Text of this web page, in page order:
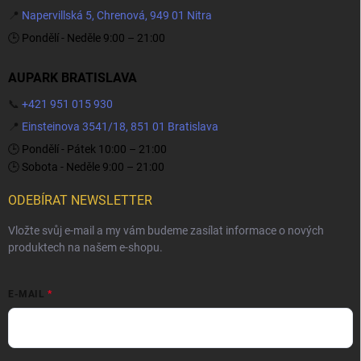
📍 Napervillská 5, Chrenová, 949 01 Nitra
🕒 Pondělí - Neděle 9:00 – 21:00
AUPARK BRATISLAVA
📞 +421 951 015 930
📍 Einsteinova 3541/18, 851 01 Bratislava
🕒 Pondělí - Pátek 10:00 – 21:00
🕒 Sobota - Neděle 9:00 – 21:00
ODEBÍRAT NEWSLETTER
Vložte svůj e-mail a my vám budeme zasílat informace o nových
produktech na našem e-shopu.
E-MAIL